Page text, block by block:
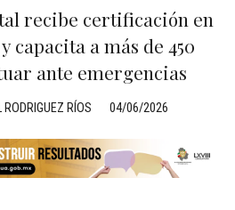
recibe certificación en
capacita a más de 450
ante emergencias
04/06/2026
RÍOS